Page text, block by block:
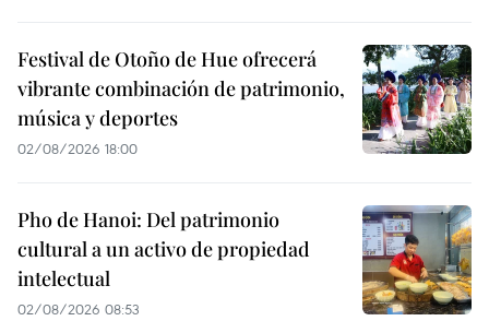
Festival de Otoño de Hue ofrecerá
vibrante combinación de patrimonio,
música y deportes
02/08/2026 18:00
Pho de Hanoi: Del patrimonio
cultural a un activo de propiedad
intelectual
02/08/2026 08:53